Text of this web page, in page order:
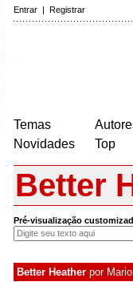
Entrar | Registrar
Temas
Novidades
Top
Better
Pré-visualização
Better Heather por